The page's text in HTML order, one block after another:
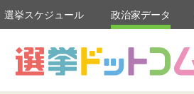
選挙スケジュール 政治家データ